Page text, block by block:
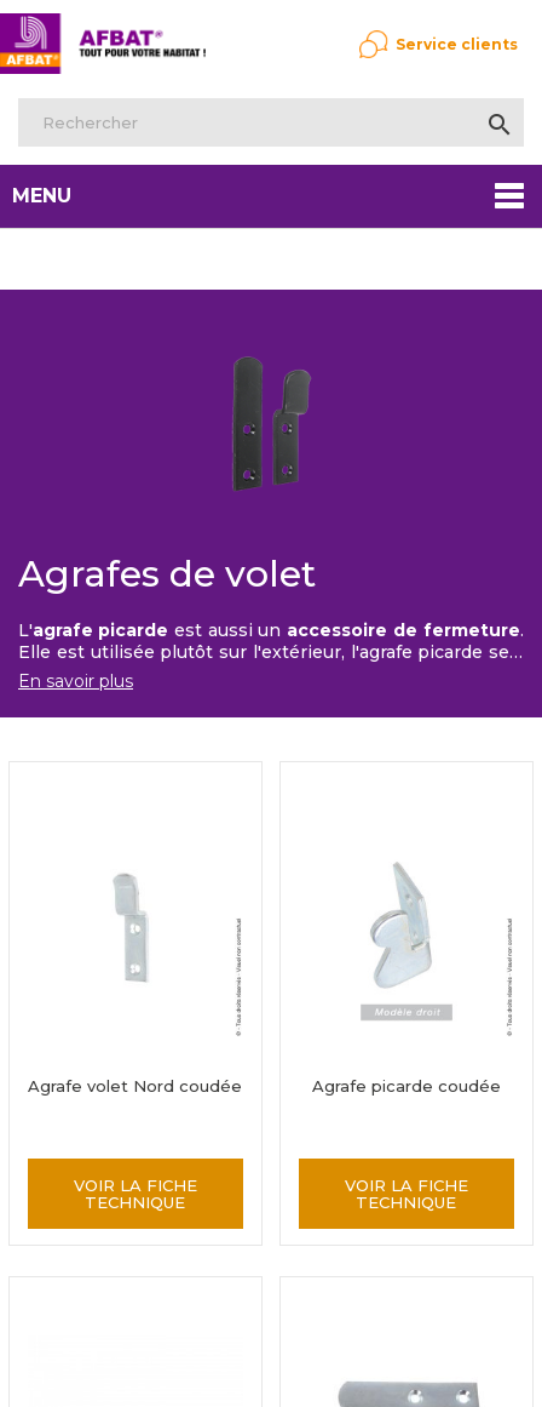

Service clients
MENU
Agrafes de volet
L'agrafe picarde est aussi un accessoire de fermeture.
Elle est utilisée plutôt sur l'extérieur, l'agrafe picarde sert
à poser des volets ou grilles sur une
En savoir plus
Agrafe volet Nord coudée
VOIR LA FICHE
TECHNIQUE
Agrafe picarde coudée
VOIR LA FICHE
TECHNIQUE